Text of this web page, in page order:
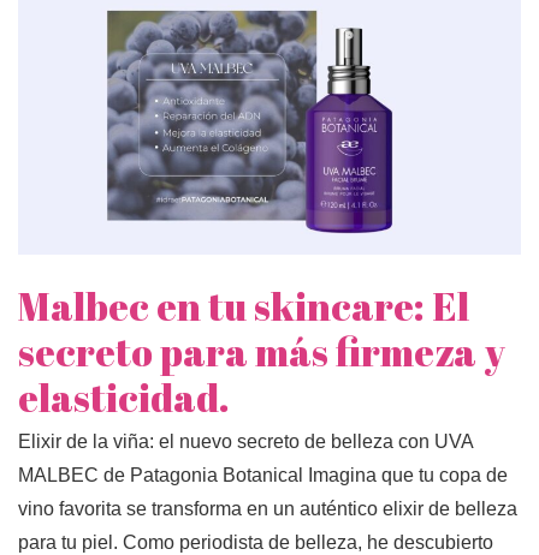
Malbec en tu skincare: El
secreto para más firmeza y
elasticidad.
Elixir de la viña: el nuevo secreto de belleza con UVA
MALBEC de Patagonia Botanical Imagina que tu copa de
vino favorita se transforma en un auténtico elixir de belleza
para tu piel. Como periodista de belleza, he descubierto